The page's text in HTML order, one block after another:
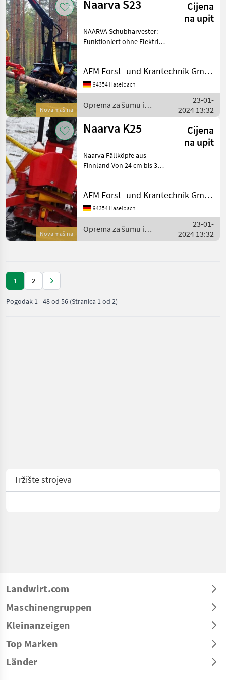
Nova mašina
Naarva S23
Cijena
na upit
NAARVA Schubharvester:
Funktioniert ohne Elektrik
Zangenzylinders. Batterie
im Harvester, dadurch
Längenmessung und
Volume
AFM Forst- und Krantechnik GmbH
94354 Haselbach
Oprema za šumu i
obradu drveta / Naarva
23-01-
2024 13:32
Nova mašina
Naarva K25
Cijena
na upit
Naarva Fällköpfe aus
Finnland Von 24 cm bis 34
Unterschied zu anderen
Systemen: Abschneiden mit
Messer, das hydraulisch
AFM Forst- und Krantechnik GmbH
94354 Haselbach
Oprema za šumu i
obradu drveta / Naarva
23-01-
2024 13:32
1 2
Pogodak 1-48od 56 (Stranica 1 od 2)
Tržište strojeva
Landwirt.com
Maschinengruppen
Kleinanzeigen
Top Marken
Länder